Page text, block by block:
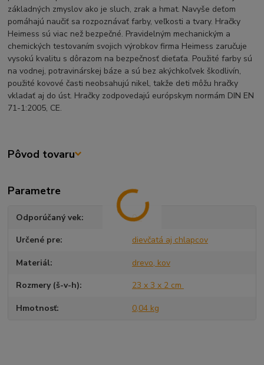
základných zmyslov ako je sluch, zrak a hmat. Navyše deťom
pomáhajú naučiť sa rozpoznávať farby, veľkosti a tvary. Hračky
Heimess sú viac než bezpečné. Pravidelným mechanickým a
chemických testovaním svojich výrobkov firma Heimess zaručuje
vysokú kvalitu s dôrazom na bezpečnosť dieťaťa. Použité farby sú
na vodnej, potravinárskej báze a sú bez akýchkoľvek škodlivín,
použité kovové časti neobsahujú nikel, takže deti môžu hračky
vkladať aj do úst. Hračky zodpovedajú európskym normám DIN EN
71-1:2005, CE.
Pôvod tovaru
Parametre
Odporúčaný vek 0+
Určené pre dievčatá aj chlapcov
Materiál drevo, kov
Rozmery (š-v-h) 23 x 3 x 2 cm
Hmotnosť 0,04 kg